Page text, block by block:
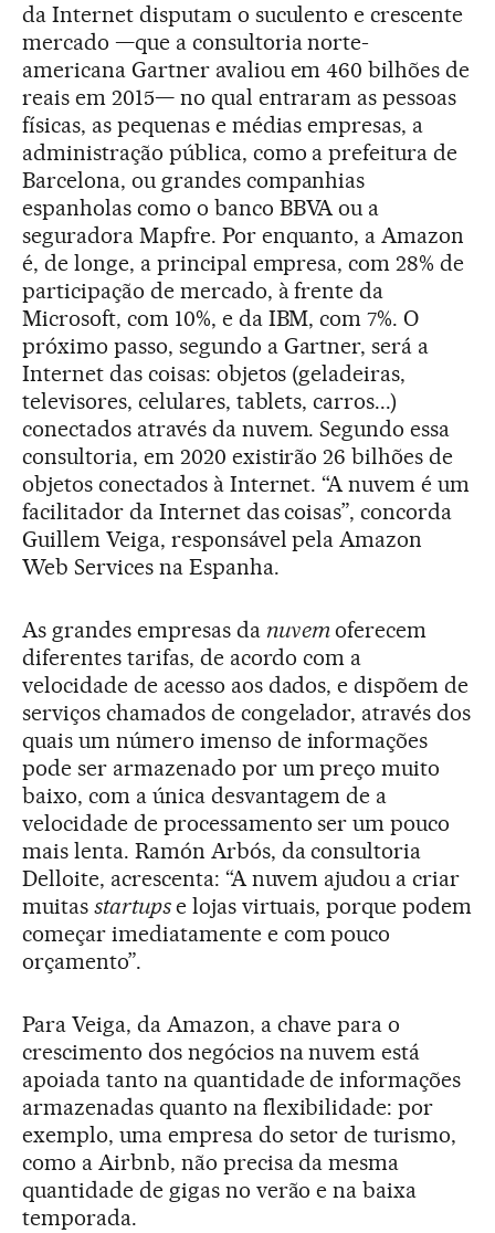
da Internet disputam o suculento e crescente
mercado —que a consultoria norte-
americana Gartner avaliou em 460 bilhões de
reais em 2015— no qual entraram as pessoas
físicas, as pequenas e médias empresas, a
administração pública, como a prefeitura de
Barcelona, ou grandes companhias
espanholas como o banco BBVA ou a
seguradora Mapfre. Por enquanto, a Amazon
é, de longe, a principal empresa, com 28% de
participação de mercado, à frente da
Microsoft, com 10%, e da IBM, com 7%. O
próximo passo, segundo a Gartner, será a
Internet das coisas: objetos (geladeiras,
televisores, celulares, tablets, carros...)
conectados através da nuvem. Segundo essa
consultoria, em 2020 existirão 26 bilhões de
objetos conectados à Internet. “A nuvem é um
facilitador da Internet das coisas”, concorda
Guillem Veiga, responsável pela Amazon
Web Services na Espanha.
As grandes empresas da nuvemoferecem
diferentes tarifas, de acordo com a
velocidade de acesso aos dados, e dispõem de
serviços chamados de congelador, através dos
quais um número imenso de informações
pode ser armazenado por um preço muito
baixo, com a única desvantagem de a
velocidade de processamento ser um pouco
mais lenta. Ramón Arbós, da consultoria
Delloite, acrescenta: “A nuvem ajudou a criar
muitas startupse lojas virtuais, porque podem
começar imediatamente e com pouco
orçamento”.
Para Veiga, da Amazon, a chave para o
crescimento dos negócios na nuvem está
apoiada tanto na quantidade de informações
armazenadas quanto na flexibilidade: por
exemplo, uma empresa do setor de turismo,
como a Airbnb, não precisa da mesma
quantidade de gigas no verão e na baixa
temporada.